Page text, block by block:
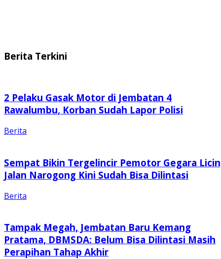
Berita Terkini
2 Pelaku Gasak Motor di Jembatan 4
Rawalumbu, Korban Sudah Lapor Polisi
Berita
Sempat Bikin Tergelincir Pemotor Gegara
Jalan Narogong Kini Sudah Bisa Dilintasi
Berita
Tampak Megah, Jembatan Baru Kemang
Pratama, DBMSDA: Belum Bisa Dilintasi Masih
Perapihan Tahap Akhir